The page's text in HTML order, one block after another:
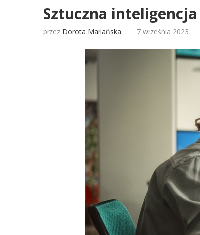
Sztuczna
przez Dorota Mariańska 7 września 2023